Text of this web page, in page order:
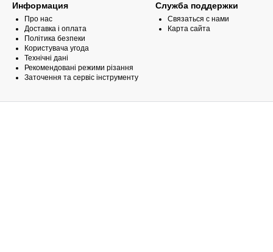
Информация
Про нас
Доставка і оплата
Політика безпеки
Користувача угода
Технічні дані
Рекомендовані режими різання
Заточення та сервіс інструменту
Служба поддержки
Связаться с нами
Карта сайта